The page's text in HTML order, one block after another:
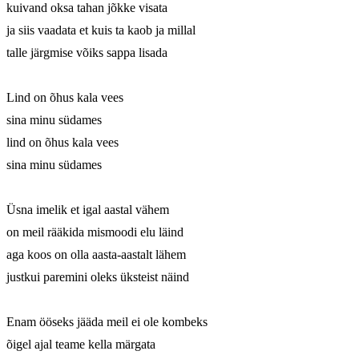
kuivand oksa tahan jõkke visata
ja siis vaadata et kuis ta kaob ja millal
talle järgmise võiks sappa lisada
Lind on õhus kala vees
sina minu südames
lind on õhus kala vees
sina minu südames
Üsna imelik et igal aastal vähem
on meil rääkida mismoodi elu läind
aga koos on olla aasta-aastalt lähem
justkui paremini oleks üksteist näind
Enam ööseks jääda meil ei ole kombeks
õigel ajal teame kella märgata